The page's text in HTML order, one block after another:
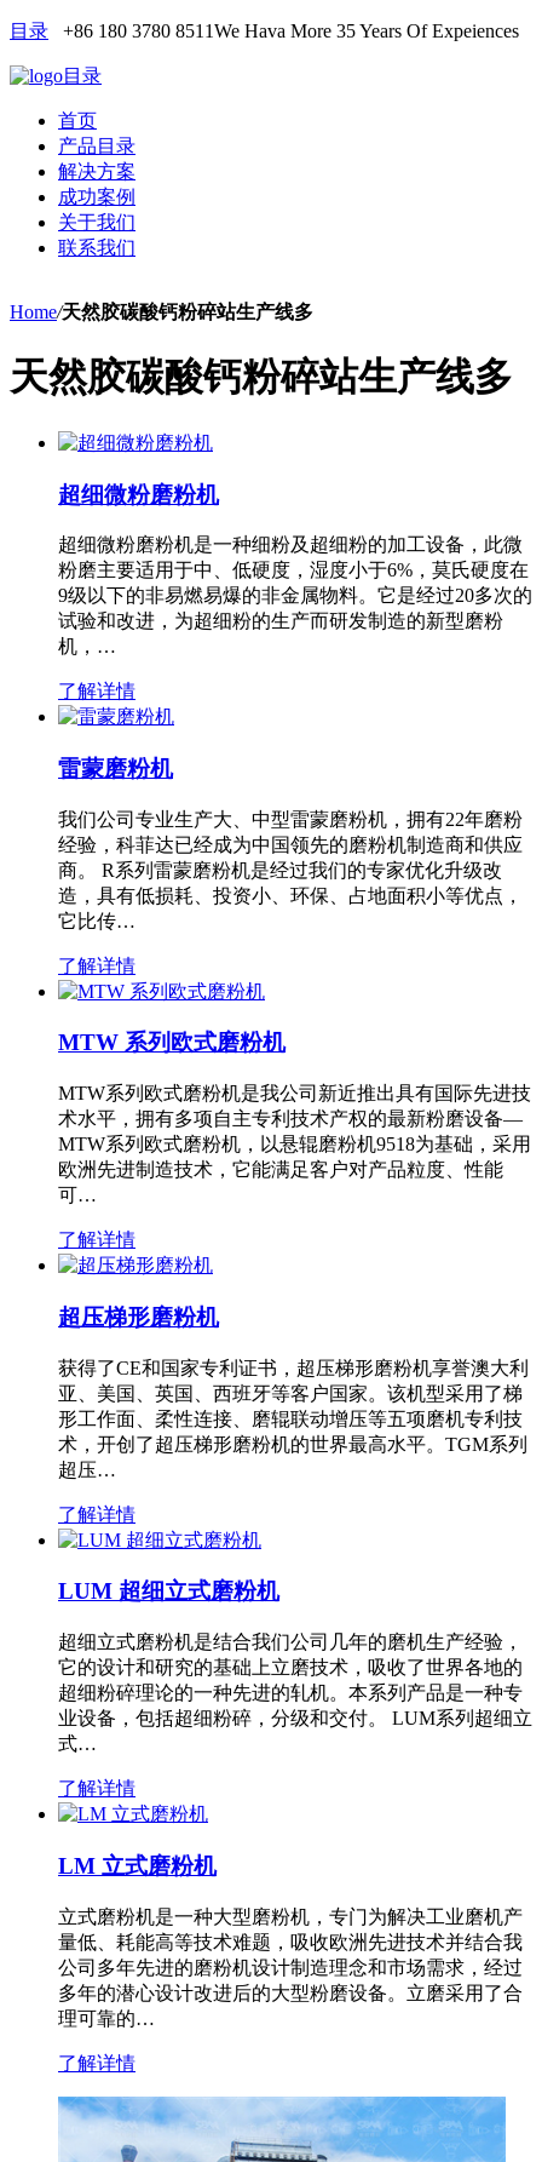
目录 +86 180 3780 8511We Hava More 35 Years Of Expeiences
目录
首页
产品目录
解决方案
成功案例
关于我们
联系我们
Home/天然胶碳酸钙粉碎站生产线多
天然胶碳酸钙粉碎站生产线多
超细微粉磨粉机
超细微粉磨粉机是一种细粉及超细粉的加工设备，此微
粉磨主要适用于中、低硬度，湿度小于6%，莫氏硬度在
9级以下的非易燃易爆的非金属物料。它是经过20多次的
试验和改进，为超细粉的生产而研发制造的新型磨粉
机，…
了解详情
雷蒙磨粉机
我们公司专业生产大、中型雷蒙磨粉机，拥有22年磨粉
经验，科菲达已经成为中国领先的磨粉机制造商和供应
商。 R系列雷蒙磨粉机是经过我们的专家优化升级改
造，具有低损耗、投资小、环保、占地面积小等优点，
它比传…
了解详情
MTW 系列欧式磨粉机
MTW系列欧式磨粉机是我公司新近推出具有国际先进技
术水平，拥有多项自主专利技术产权的最新粉磨设备—
MTW系列欧式磨粉机，以悬辊磨粉机9518为基础，采用
欧洲先进制造技术，它能满足客户对产品粒度、性能
可…
了解详情
超压梯形磨粉机
获得了CE和国家专利证书，超压梯形磨粉机享誉澳大利
亚、美国、英国、西班牙等客户国家。该机型采用了梯
形工作面、柔性连接、磨辊联动增压等五项磨机专利技
术，开创了超压梯形磨粉机的世界最高水平。TGM系列
超压…
了解详情
LUM 超细立式磨粉机
超细立式磨粉机是结合我们公司几年的磨机生产经验，
它的设计和研究的基础上立磨技术，吸收了世界各地的
超细粉碎理论的一种先进的轧机。本系列产品是一种专
业设备，包括超细粉碎，分级和交付。 LUM系列超细立
式…
了解详情
LM 立式磨粉机
立式磨粉机是一种大型磨粉机，专门为解决工业磨机产
量低、耗能高等技术难题，吸收欧洲先进技术并结合我
公司多年先进的磨粉机设计制造理念和市场需求，经过
多年的潜心设计改进后的大型粉磨设备。立磨采用了合
理可靠的…
了解详情